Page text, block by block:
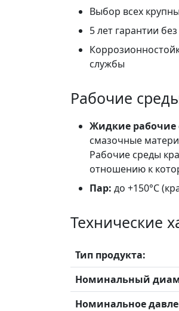
Выбор всех
5 лет гарантии
службы
Рабочие
Жидкие рабочие
смазочные
Рабочие среды
отношению к
Пар: до +150°C
Технические
Тип продукта:
Номинальный
Номинальное